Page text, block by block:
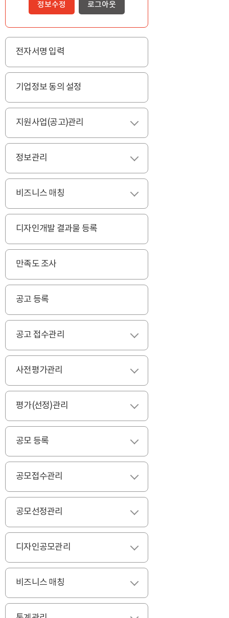
정보수정 로그아웃
전자서명 입력
기업정보 동의 설정
지원사업(공고)관리
정보관리
비즈니스 매칭
디자인개발 결과물 등록
만족도 조사
공고 등록
공고 접수관리
사전평가관리
평가(선정)관리
공모 등록
공모접수관리
공모선정관리
디자인공모관리
비즈니스 매칭